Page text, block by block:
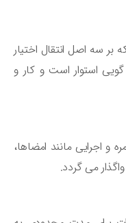
اصل انتقال اختیار
است و کار و
مانند امضاها،
می گردد.